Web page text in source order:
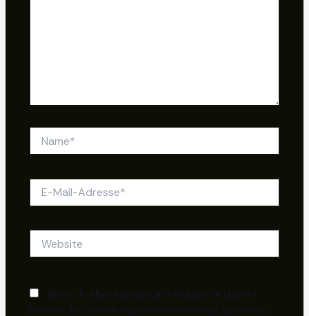
Mail-
Name, E-Mail-Adresse und Website in diesem
Browser für meinen nächsten Kommentar speichern.